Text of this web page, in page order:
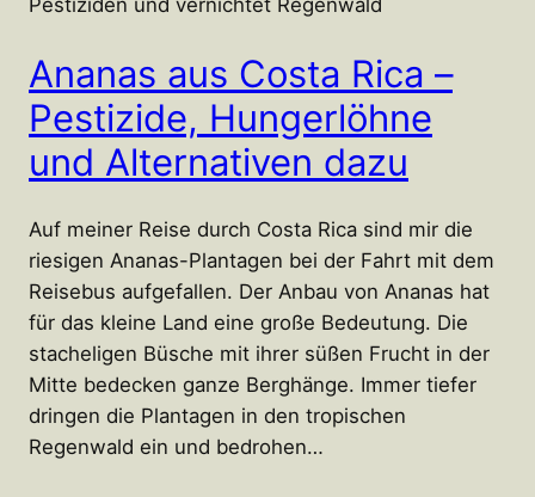
Ananas aus Costa Rica –
Pestizide, Hungerlöhne
und Alternativen dazu
Auf meiner Reise durch Costa Rica sind mir die
riesigen Ananas-Plantagen bei der Fahrt mit dem
Reisebus aufgefallen. Der Anbau von Ananas hat
für das kleine Land eine große Bedeutung. Die
stacheligen Büsche mit ihrer süßen Frucht in der
Mitte bedecken ganze Berghänge. Immer tiefer
dringen die Plantagen in den tropischen
Regenwald ein und bedrohen…